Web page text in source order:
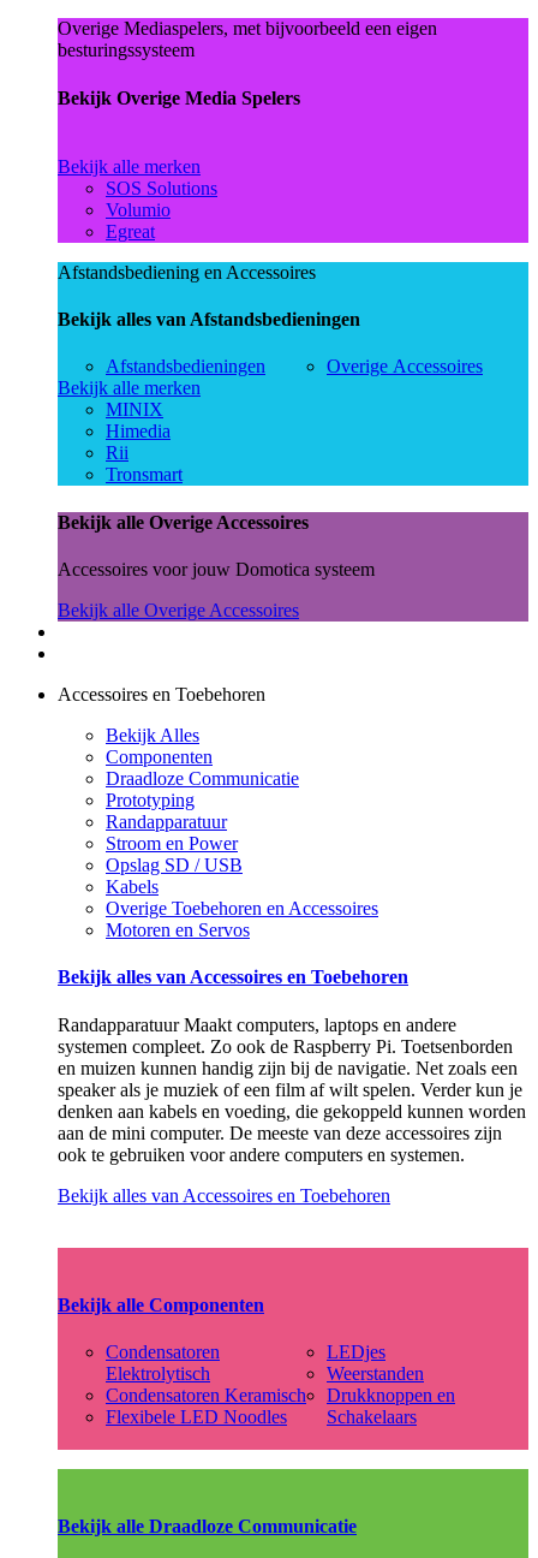
Overige Mediaspelers, met bijvoorbeeld een eigen
besturingssysteem
Bekijk Overige Media Spelers
Bekijk alle merken
SOS Solutions
Volumio
Egreat
Afstandsbediening en Accessoires
Bekijk alles van Afstandsbedieningen
Afstandsbedieningen
Overige Accessoires
Bekijk alle merken
MINIX
Himedia
Rii
Tronsmart
Bekijk alle Overige Accessoires
Accessoires voor jouw Domotica systeem
Bekijk alle Overige Accessoires
Accessoires en Toebehoren
Bekijk Alles
Componenten
Draadloze Communicatie
Prototyping
Randapparatuur
Stroom en Power
Opslag SD / USB
Kabels
Overige Toebehoren en Accessoires
Motoren en Servos
Bekijk alles van Accessoires en Toebehoren
Randapparatuur Maakt computers, laptops en andere
systemen compleet. Zo ook de Raspberry Pi. Toetsenborden
en muizen kunnen handig zijn bij de navigatie. Net zoals een
speaker als je muziek of een film af wilt spelen. Verder kun je
denken aan kabels en voeding, die gekoppeld kunnen worden
aan de mini computer. De meeste van deze accessoires zijn
ook te gebruiken voor andere computers en systemen.
Bekijk alles van Accessoires en Toebehoren
Bekijk alle Componenten
Condensatoren
Elektrolytisch
Condensatoren Keramisch
Flexibele LED Noodles
LEDjes
Weerstanden
Drukknoppen en
Schakelaars
Bekijk alle Draadloze Communicatie